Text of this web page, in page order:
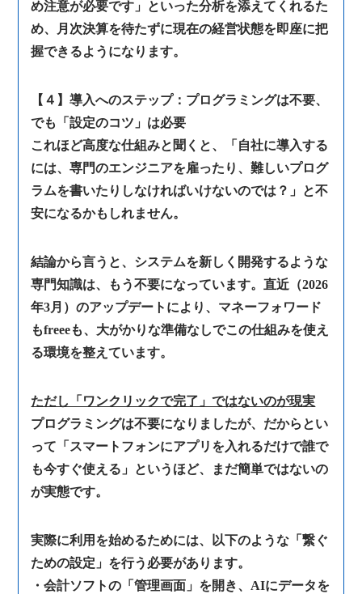
め注意が必要です」といった分析を添えてくれるた
め、月次決算を待たずに現在の経営状態を即座に把
握できるようになります。
【４】導入へのステップ：プログラミングは不要、
でも「設定のコツ」は必要
これほど高度な仕組みと聞くと、「自社に導入する
には、専門のエンジニアを雇ったり、難しいプログ
ラムを書いたりしなければいけないのでは？」と不
安になるかもしれません。
結論から言うと、システムを新しく開発するような
専門知識は、もう不要になっています。直近（2026
年3月）のアップデートにより、マネーフォワード
もfreeeも、大がかりな準備なしでこの仕組みを使え
る環境を整えています。
ただし「ワンクリックで完了」ではないのが現実
プログラミングは不要になりましたが、だからとい
って「スマートフォンにアプリを入れるだけで誰で
も今すぐ使える」というほど、まだ簡単ではないの
が実態です。
実際に利用を始めるためには、以下のような「繋ぐ
ための設定」を行う必要があります。
・会計ソフトの「管理画面」を開き、AIにデータを